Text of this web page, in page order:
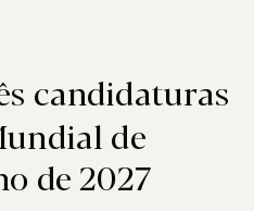
candidaturas
de
de 2027